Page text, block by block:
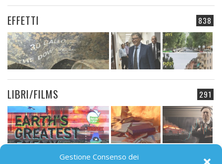
Gestione Consenso dei
838
EFFETTI
291
LIBRI/FILMS